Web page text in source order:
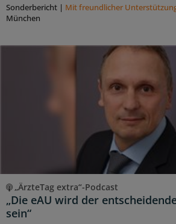
Sonderbericht | Mit freundlicher
München
„ÄrzteTag extra“-Podcast
„Die eAU wird der
sein“